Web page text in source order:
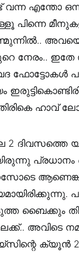
എന്തോ
പിന്നെ
നേരം..
ഫോട്ടോകൾ
ഹാവ്
2 ദിവസത്തെ
പ്രധാനം
ബൈക്കും
അവിടെ
ക്യൂൻ 2